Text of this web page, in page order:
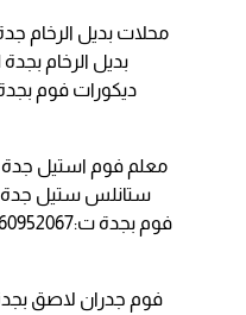
محلات بديل الرخام
بديل الرخام
معلم فوم استيل
ستانلس ستيل جدة ,
فوم جدران لاصق